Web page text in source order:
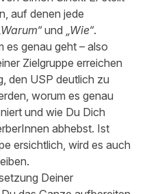
auf denen jede
„Warum“und „Wie“.
genau geht – also
Zielgruppe erreichen
den USP deutlich zu
worum es genau
und wie Du Dich
abhebst. Ist
ersichtlich, wird es auch
Deiner